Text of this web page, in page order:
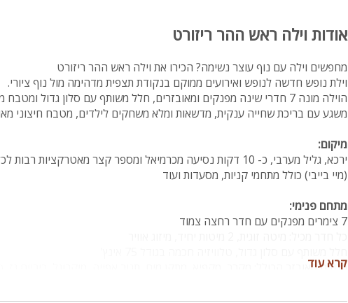
אודות וילה ראש ההר ריזורט
מחפשים וילה עם נוף עוצר נשימה? הכירו את וילה ראש ההר ריזורט
וילת נופש חדשה לנופש ואירועים ממוקם בנקודת תצפית מדהימה מול נוף ציורי.
הוילה מונה 7 חדרי שינה מפנקים ומאובזרים, חלל משותף עם סלון גדול
משגע עם בריכת שחייה ענקית, מדשאות ומלא משחקים לילדים, מטבח חיצוני
מיקום:
ירכא, גליל מערבי, כ- 10 דקות נסיעה מכרמיאל ומספר קצר
(מיי בייבי) כולל מתחמי קניות, מסעדות ועוד
מתחם פנימי:
7 צימרים מפנקים עם חדר רחצה צמוד
מטבח מאובזר הכולל: מקרר, מקפיא, מתקן מים, תנור אפייה, מיקרוגל, כיריים גז,
מתחם חיצוני:
קרא עוד